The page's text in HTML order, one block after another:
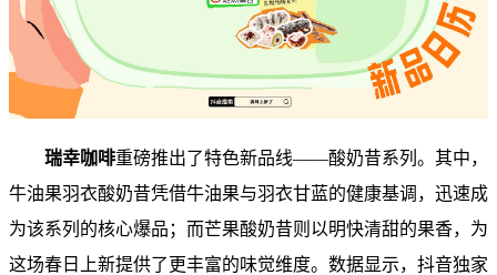
瑞幸咖啡重磅推出了特色新品线——酸奶昔系列。其中，
牛油果羽衣酸奶昔凭借牛油果与羽衣甘蓝的健康基调，迅速成
为该系列的核心爆品；而芒果酸奶昔则以明快清甜的果香，为
这场春日上新提供了更丰富的味觉维度。数据显示，抖音独家